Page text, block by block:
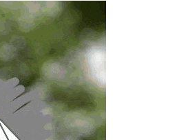
anfragen!